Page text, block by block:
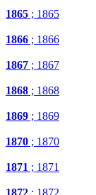
1865 ; 1865
1866 ; 1866
1867 ; 1867
1868 ; 1868
1869 ; 1869
1870 ; 1870
1871 ; 1871